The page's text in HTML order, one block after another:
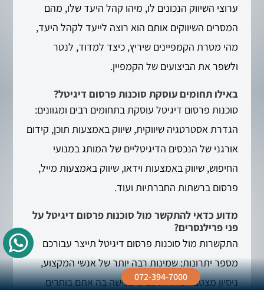
ערוצי השיווק הנכונים לו, מיהו קהל היעד שלו, מהם
המסרים השיווקים אותם הוא רוצה לייעד לקהל היעד,
מהי מטרת הקמפיינים שיריץ, כיצד למדוד, לנטר
ולשפר את הביצועים של הקמפיין.
באילו תחומים עוסקת סוכנות פרסום דיגיטל?
סוכנות פרסום דיגיטל עוסקת בתחומים רבים ומגוונים:
הגדרת אסטרטגיה שיווקית, שיווק באמצעות תוכן, קידום
אורגני של הנכסים הדיגיטליים של המותג במנועי
החיפוש, שיווק באמצעות וידאו, שיווק באמצעות מייל,
פרסום ברשתות החברתיות ועוד.
מדוע כדאי להתקשר מול סוכנות פרסום דיגיטל על
פני פרילנסרים?
התקשרות מול סוכנות פרסום דיגיטל תייצר עבורכם
מספר יתרונות: שמינות רבה יותר של אנשי המקצוע,
ניסיון מצטבר כללי וספציפי בנישה בה אתם בוחרים
072-394-7000